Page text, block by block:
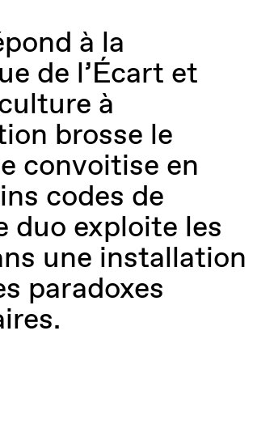
à la
de l’Écart et
à
brosse le
convoitise en
codes de
duo exploite les
une installation
paradoxes